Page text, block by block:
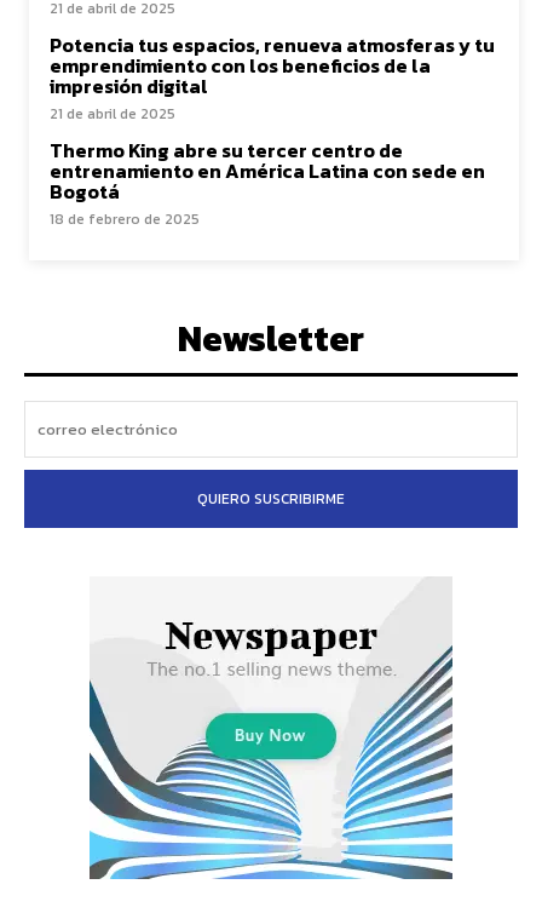
21 de abril de 2025
Potencia tus espacios, renueva atmosferas y tu
emprendimiento con los beneficios de la
impresión digital
21 de abril de 2025
Thermo King abre su tercer centro de
entrenamiento en América Latina con sede en
Bogotá
18 de febrero de 2025
Newsletter
QUIERO SUSCRIBIRME